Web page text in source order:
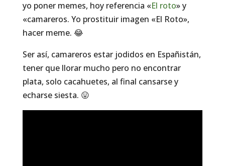
yo poner memes, hoy referencia «El roto» y
«camareros. Yo prostituir imagen «El Roto»,
hacer meme. 😂
Ser así, camareros estar jodidos en Españistán,
tener que llorar mucho pero no encontrar
plata, solo cacahuetes, al final cansarse y
echarse siesta. 😛